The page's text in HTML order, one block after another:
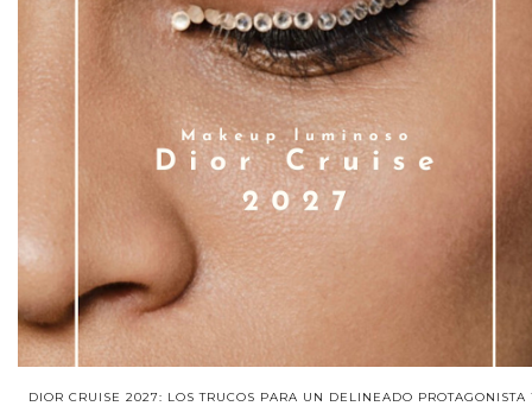
DIOR CRUISE 2027: LOS TRUCOS PARA UN DELINEADO PROTAGONISTA